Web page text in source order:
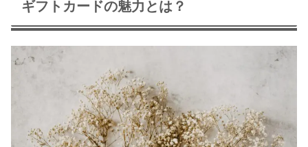
ギフトカードの魅力とは？